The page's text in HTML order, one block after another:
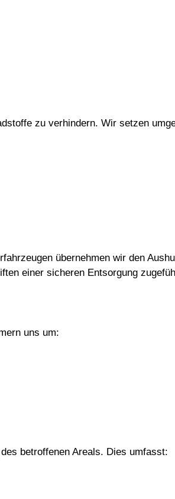
zu verhindern. Wir setzen
übernehmen wir den
einer sicheren Entsorgung
uns um:
betroffenen Areals. Dies umfasst: